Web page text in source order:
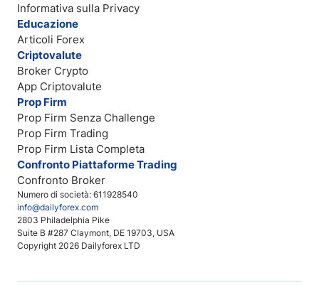
Numero di società: 611928540
info@dailyforex.com
2803 Philadelphia Pike
Suite B #287 Claymont, DE 19703, USA
Copyright 2026 Dailyforex LTD
Informativa sulla Privacy
Educazione
Articoli Forex
Criptovalute
Broker Crypto
App Criptovalute
Prop Firm
Prop Firm Senza Challenge
Prop Firm Trading
Prop Firm Lista Completa
Confronto Piattaforme Trading
Confronto Broker